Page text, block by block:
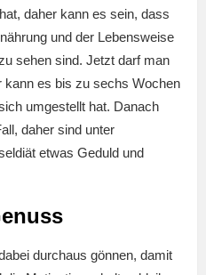
daher kann es sein, dass
und der Lebensweise
sehen sind. Jetzt darf man
kann es bis zu sechs Wochen
umgestellt hat. Danach
daher sind unter
etwas Geduld und
durchaus gönnen, damit